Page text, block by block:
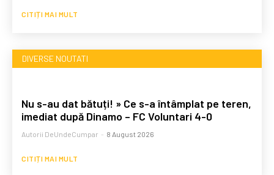
CITIȚI MAI MULT
DIVERSE NOUTATI
Nu s-au dat bătuți! » Ce s-a întâmplat pe teren,
imediat după Dinamo – FC Voluntari 4-0
Autorii DeUndeCumpar - 8 August 2026
CITIȚI MAI MULT